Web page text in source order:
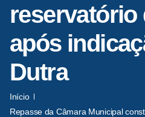
reservatório
após
Dutra
Início
Repasse da Câmara Municipal